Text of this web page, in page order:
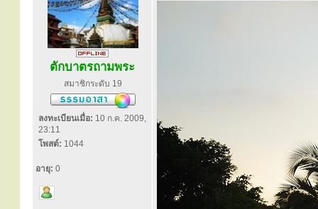
ตักบาตรถามพระ
สมาชิกระดับ 19
ลงทะเบียนเมื่อ: 10 ก.ค. 2009,
23:11
โพสต์: 1044
อายุ: 0